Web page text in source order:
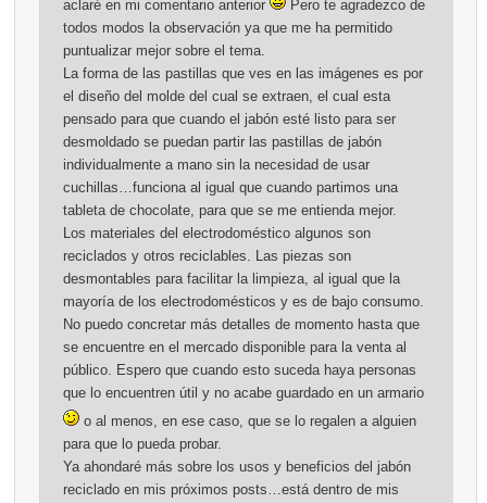
aclaré en mi comentario anterior
Pero te agradezco de
todos modos la observación ya que me ha permitido
puntualizar mejor sobre el tema.
La forma de las pastillas que ves en las imágenes es por
el diseño del molde del cual se extraen, el cual esta
pensado para que cuando el jabón esté listo para ser
desmoldado se puedan partir las pastillas de jabón
individualmente a mano sin la necesidad de usar
cuchillas…funciona al igual que cuando partimos una
tableta de chocolate, para que se me entienda mejor.
Los materiales del electrodoméstico algunos son
reciclados y otros reciclables. Las piezas son
desmontables para facilitar la limpieza, al igual que la
mayoría de los electrodomésticos y es de bajo consumo.
No puedo concretar más detalles de momento hasta que
se encuentre en el mercado disponible para la venta al
público. Espero que cuando esto suceda haya personas
que lo encuentren útil y no acabe guardado en un armario
o al menos, en ese caso, que se lo regalen a alguien
para que lo pueda probar.
Ya ahondaré más sobre los usos y beneficios del jabón
reciclado en mis próximos posts…está dentro de mis